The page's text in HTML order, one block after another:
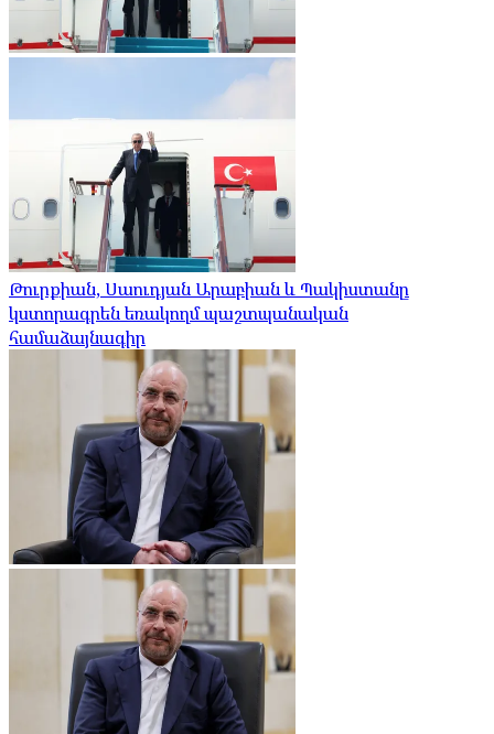
Թուրքիան, Սաուդյան Արաբիան և Պակիստանը
կստորագրեն եռակողմ պաշտպանական
համաձայնագիր